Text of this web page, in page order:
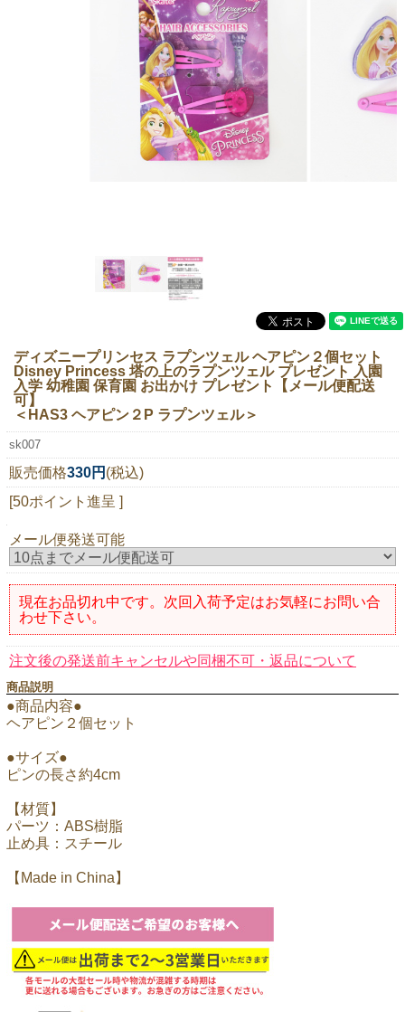
ディズニープリンセス ラプンツェル ヘアピン２個セット
Disney Princess 塔の上のラプンツェル プレゼント 入園
入学 幼稚園 保育園 お出かけ プレゼント【メール便配送
可】
＜HAS3 ヘアピン２P ラプンツェル＞
sk007
販売価格330円 (税込)
[50ポイント進呈 ]
メール便発送可能
現在お品切れ中です。次回入荷予定はお気軽にお問い合
わせ下さい。
注文後の発送前キャンセルや同梱不可・返品について
商品説明
●商品内容●
ヘアピン２個セット
●サイズ●
ピンの長さ約4cm
【材質】
パーツ：ABS樹脂
止め具：スチール
【Made in China】
会社概要
お支払・送料
返品・交換
サイズの測り方
よくあるご質問
レビューを見る
当店は持続可能な開発目標「SDGs」を推進しています。
0120-221-040
電話受付時間：月～金10:00~16:00 ※祝日除く